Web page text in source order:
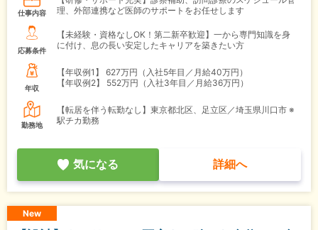
仕事内容
理、外部連携など医師のサポートをお任せします
応募条件
【未経験・資格なしOK！第二新卒歓迎】一から専門知識を身
に付け、息の長い安定したキャリアを築きたい方
年収
【年収例1】
627万円（入社5年目／月給40万円）
【年収例2】
552万円（入社3年目／月給36万円）
勤務地
【転居を伴う転勤なし】東京都北区、足立区／埼玉県川口市 ※
駅チカ勤務
気になる 詳細へ
New